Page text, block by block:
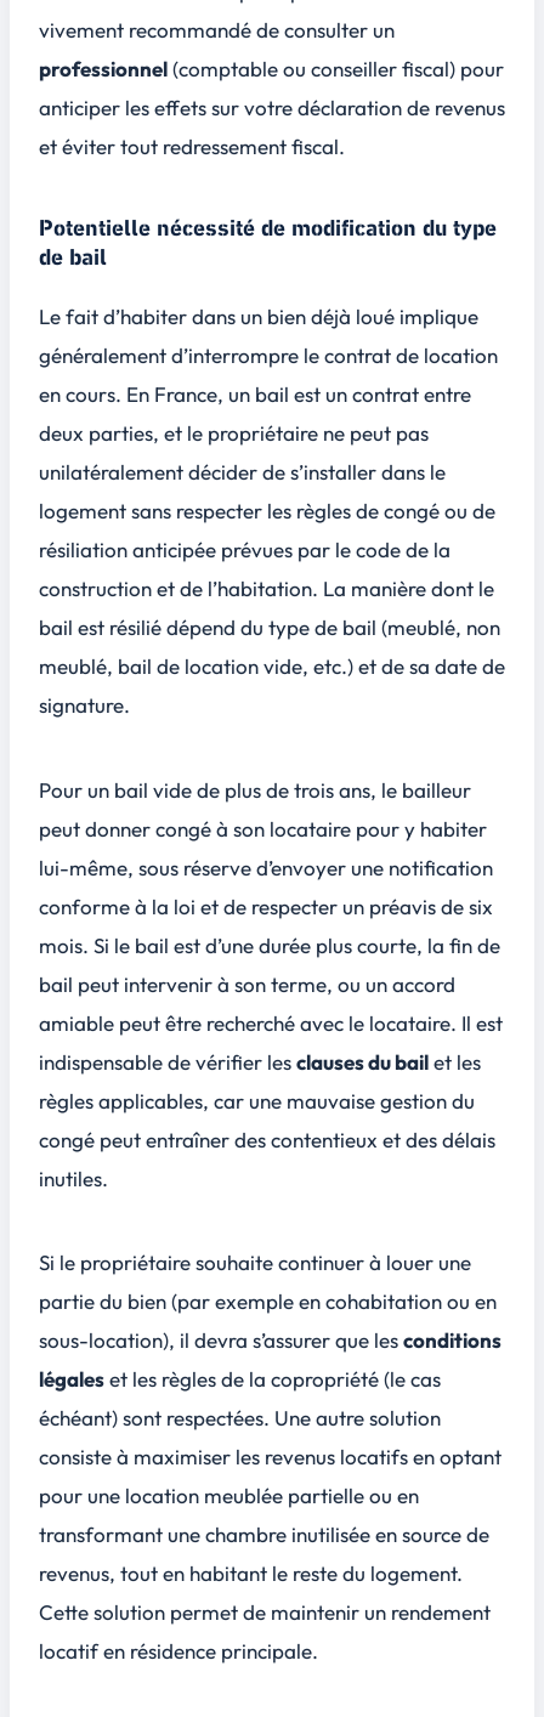
vivement recommandé de consulter un
professionnel(comptable ou conseiller fiscal) pour
anticiper les effets sur votre déclaration de revenus
et éviter tout redressement fiscal.
Potentielle nécessité de modification du type
de bail
Le fait d’habiter dans un bien déjà loué implique
généralement d’interrompre le contrat de location
en cours. En France, un bail est un contrat entre
deux parties, et le propriétaire ne peut pas
unilatéralement décider de s’installer dans le
logement sans respecter les règles de congé ou de
résiliation anticipée prévues par lecode de la
construction et de l’habitation. La manière dont le
bail est résilié dépend du type de bail (meublé, non
meublé, bail de location vide, etc.) et de sa date de
signature.
Pour un bail vide de plus de trois ans, le bailleur
peut donner congé à son locataire pour y habiter
lui-même, sous réserve d’envoyer une notification
conforme à la loi et de respecter un préavis de six
mois. Si le bail est d’une durée plus courte, la fin de
bail peut intervenir à son terme, ou un accord
amiable peut être recherché avec le locataire. Il est
indispensable de vérifier lesclauses du bailet les
règles applicables, car une mauvaise gestion du
congé peut entraîner descontentieux et des délais
inutiles.
Si le propriétaire souhaite continuer à louer une
partie du bien (par exemple en cohabitation ou en
sous-location), il devra s’assurer que lesconditions
légaleset les règles de la copropriété (le cas
échéant) sont respectées. Une autre solution
consiste à maximiser les revenus locatifs en optant
pour une location meublée partielle ou en
transformant une chambre inutilisée en source de
revenus, tout en habitant le reste du logement.
Cette solution permet de maintenir un rendement
locatif en résidence principale.